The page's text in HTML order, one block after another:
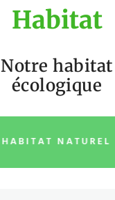
Habitat
Notre habitat
écologique
HABITAT NATUREL